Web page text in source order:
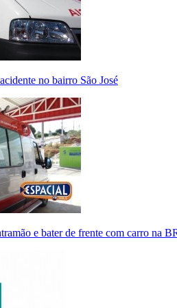
no bairro São José
e bater de frente com carro na